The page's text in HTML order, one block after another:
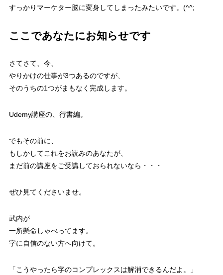
すっかりマーケター脳に変身してしまったみたいです。(^^;
ここであなたにお知らせです
さてさて、今、
やりかけの仕事が3つあるのですが、
そのうちの1つがまもなく完成します。
Udemy講座の、行書編。
でもその前に、
もしかしてこれをお読みのあなたが、
まだ前の講座をご受講しておられないなら・・・
ぜひ見てくださいませ。
武内が
一所懸命しゃべってます。
字に自信のない方へ向けて。
「こうやったら字のコンプレックスは解消できるんだよ。」